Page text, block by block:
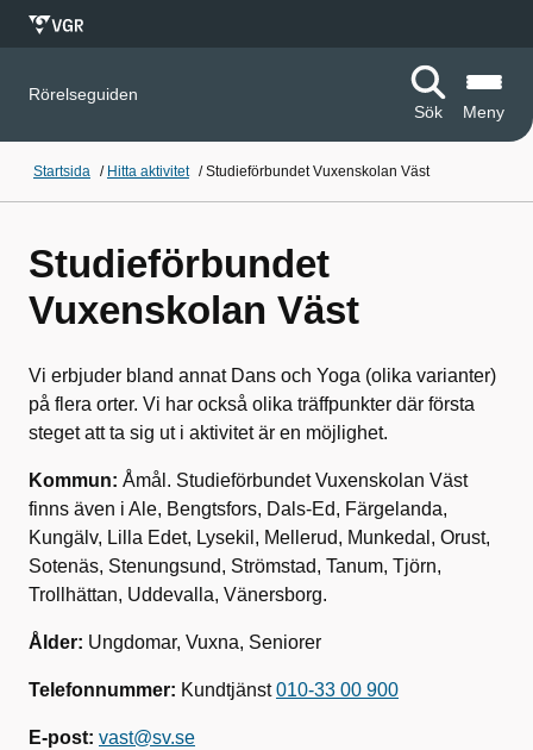
Rörelseguiden
Sök
Meny
Startsida / Hitta aktivitet /Studieförbundet Vuxenskolan Väst
Studieförbundet
Vuxenskolan Väst
Vi erbjuder bland annat Dans och Yoga (olika varianter)
på flera orter. Vi har också olika träffpunkter där första
steget att ta sig ut i aktivitet är en möjlighet.
Kommun: Åmål. Studieförbundet Vuxenskolan Väst
finns även i Ale, Bengtsfors, Dals-Ed, Färgelanda,
Kungälv, Lilla Edet, Lysekil, Mellerud, Munkedal, Orust,
Sotenäs, Stenungsund, Strömstad, Tanum, Tjörn,
Trollhättan, Uddevalla, Vänersborg.
Ålder: Ungdomar, Vuxna, Seniorer
Telefonnummer: Kundtjänst010-33 00 900
E-post: vast@sv.se